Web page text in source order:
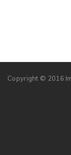
Copyright © 2016